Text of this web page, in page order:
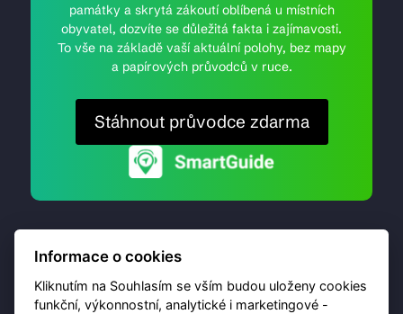
památky a skrytá zákoutí oblíbená u místních
obyvatel, dozvíte se důležitá fakta i zajímavosti.
To vše na základě vaší aktuální polohy, bez mapy
a papírových průvodců v ruce.
Stáhnout průvodce zdarma
Informace o cookies
Kliknutím na Souhlasím se vším budou uloženy cookies
funkční, výkonnostní, analytické i marketingové -